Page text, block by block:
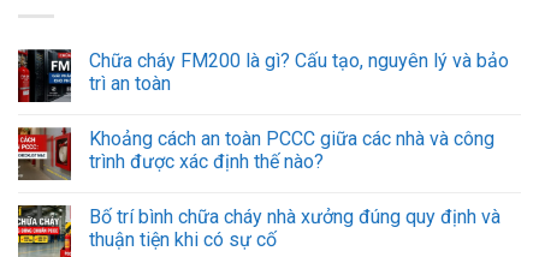
Chữa cháy FM200 là gì? Cấu tạo, nguyên lý và bảo
trì an toàn
Khoảng cách an toàn PCCC giữa các nhà và công
trình được xác định thế nào?
Bố trí bình chữa cháy nhà xưởng đúng quy định và
thuận tiện khi có sự cố